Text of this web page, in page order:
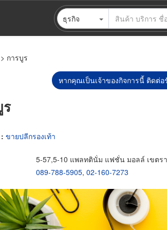
ธุรกิจ
> การบูร
หากคุณเป็นเจ้าของกิจการนี้ ติดต่
ขายปลีกรองเท้า
5-57,5-10 แพลทตินั่ม แฟชั่น มอลล์ เขตร
089-788-5905, 02-160-7273